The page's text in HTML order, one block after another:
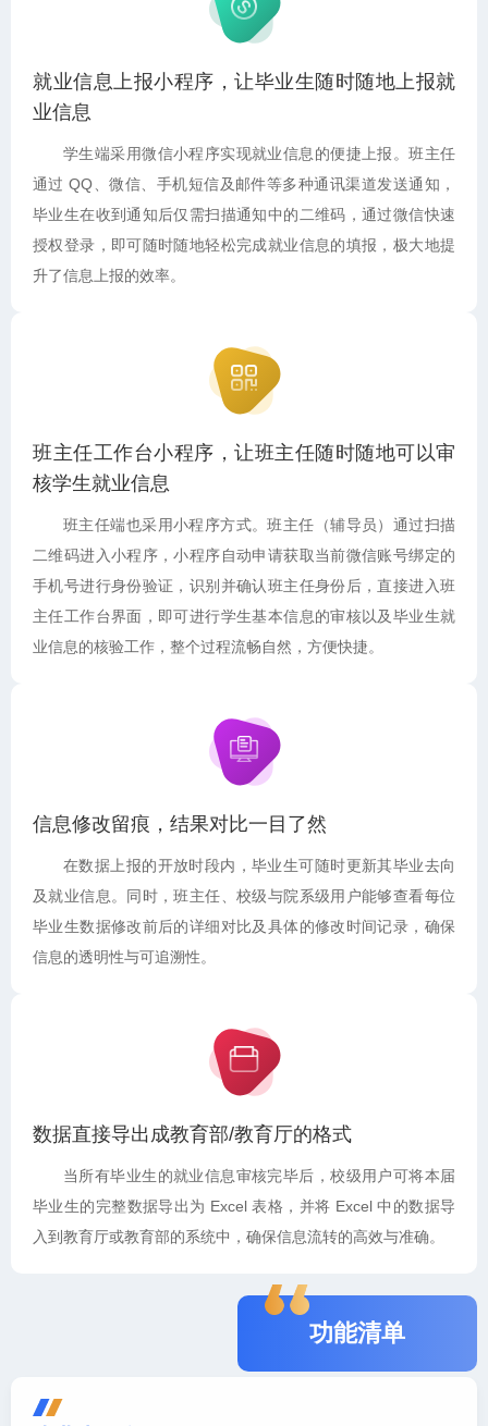
就业信息上报小程序，让毕业生随时随地上报就
业信息
学生端采用微信小程序实现就业信息的便捷上报。班主任
通过 QQ、微信、手机短信及邮件等多种通讯渠道发送通知，
毕业生在收到通知后仅需扫描通知中的二维码，通过微信快速
授权登录，即可随时随地轻松完成就业信息的填报，极大地提
升了信息上报的效率。
班主任工作台小程序，让班主任随时随地可以审
核学生就业信息
班主任端也采用小程序方式。班主任（辅导员）通过扫描
二维码进入小程序，小程序自动申请获取当前微信账号绑定的
手机号进行身份验证，识别并确认班主任身份后，直接进入班
主任工作台界面，即可进行学生基本信息的审核以及毕业生就
业信息的核验工作，整个过程流畅自然，方便快捷。
信息修改留痕，结果对比一目了然
在数据上报的开放时段内，毕业生可随时更新其毕业去向
及就业信息。同时，班主任、校级与院系级用户能够查看每位
毕业生数据修改前后的详细对比及具体的修改时间记录，确保
信息的透明性与可追溯性。
数据直接导出成教育部/教育厅的格式
当所有毕业生的就业信息审核完毕后，校级用户可将本届
毕业生的完整数据导出为 Excel 表格，并将 Excel 中的数据导
入到教育厅或教育部的系统中，确保信息流转的高效与准确。
功能清单